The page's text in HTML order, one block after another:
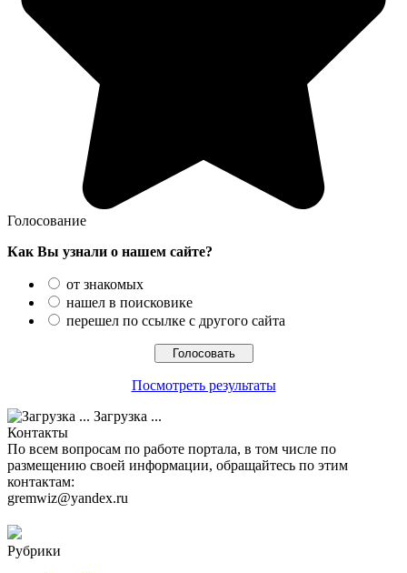
Голосование
Как Вы узнали о нашем сайте?
от знакомых
нашел в поисковике
перешел по ссылке с другого сайта
Посмотреть результаты
Загрузка ...
Контакты
По всем вопросам по работе портала, в том числе по
размещению своей информации, обращайтесь по этим
контактам:
gremwiz@yandex.ru
Рубрики